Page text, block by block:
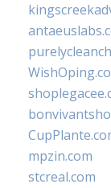
mpzin.com
stcreal.com